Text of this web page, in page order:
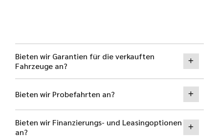
Bieten wir Garantien für die verkauften
Fahrzeuge an?
Bieten wir Probefahrten an?
Bieten wir Finanzierungs- und Leasingoptionen
an?